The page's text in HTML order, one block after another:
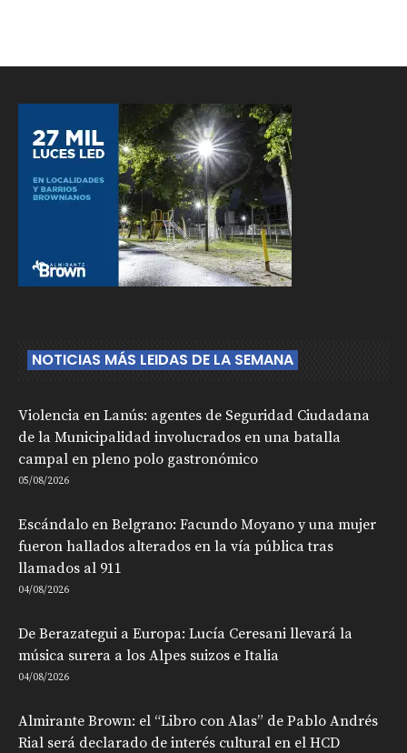
NOTICIAS MÁS LEIDAS DE LA SEMANA
Violencia en Lanús: agentes de Seguridad Ciudadana
de la Municipalidad involucrados en una batalla
campal en pleno polo gastronómico
05/08/2026
Escándalo en Belgrano: Facundo Moyano y una mujer
fueron hallados alterados en la vía pública tras
llamados al 911
04/08/2026
De Berazategui a Europa: Lucía Ceresani llevará la
música surera a los Alpes suizos e Italia
04/08/2026
Almirante Brown: el “Libro con Alas” de Pablo Andrés
Rial será declarado de interés cultural en el HCD